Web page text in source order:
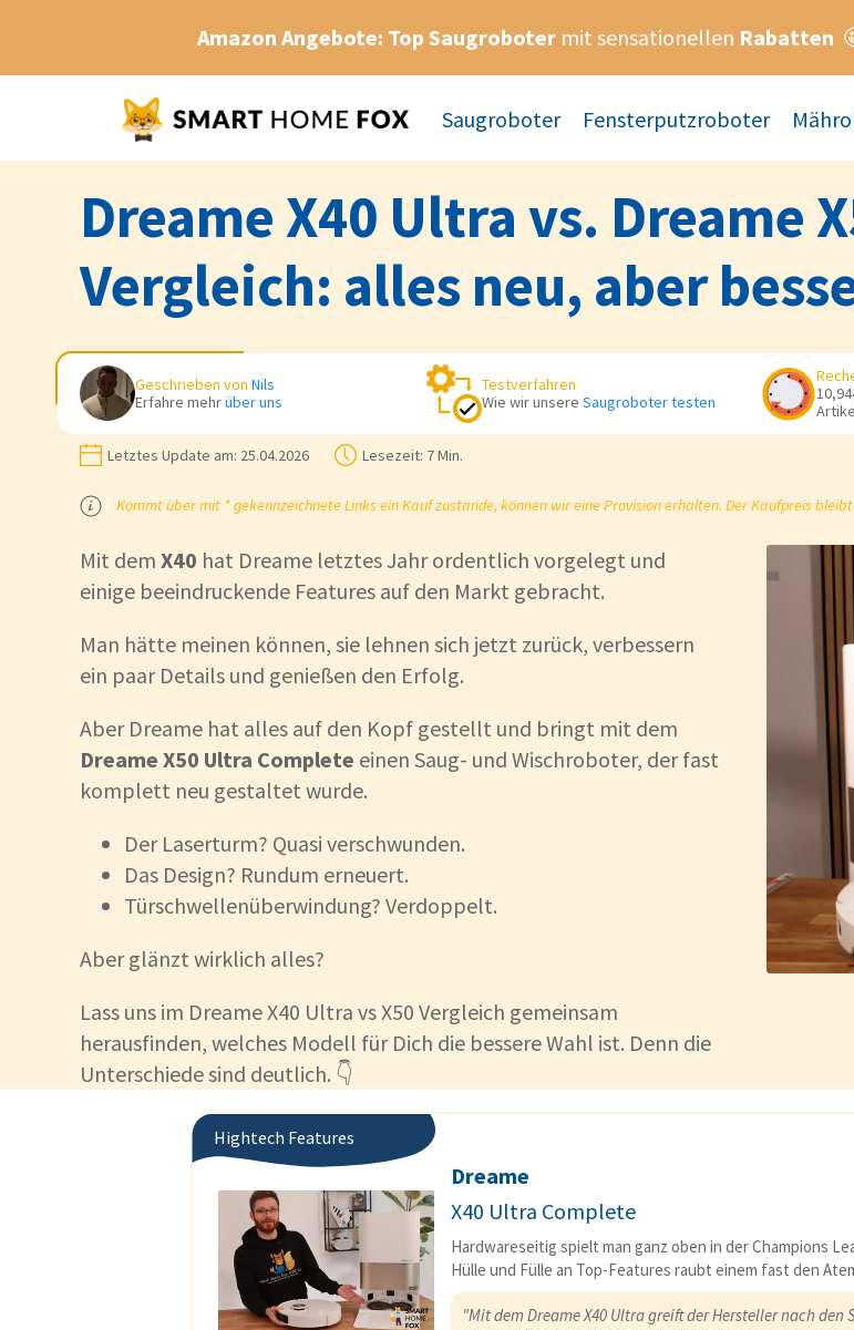
Amazon Angebote: Top Saugrobotermit sensationellen Rabatten
Saugroboter Fensterputzroboter
Dreame X40 Ultra vs. Dreame
Vergleich: alles neu, aber
Geschrieben von Nils
Erfahre mehrüber uns
Testverfahren
Wie wir unsere Saugroboter testen
Letztes Update am: 25.04.2026 Lesezeit: 7 Min.
Kommt über mit * gekennzeichnete Links ein Kauf zustande, können wir eine Provision erhalten. Der Kaufpreis
Mit dem X40 hat Dreame letztes Jahr ordentlich vorgelegt und
einige beeindruckende Features auf den Markt gebracht.
Man hätte meinen können, sie lehnen sich jetzt zurück, verbessern
ein paar Details und genießen den Erfolg.
Aber Dreame hat alles auf den Kopf gestellt und bringt mit dem
Dreame X50 Ultra Complete einen Saug- und Wischroboter, der fast
komplett neu gestaltet wurde.
Der Laserturm? Quasi verschwunden.
Das Design? Rundum erneuert.
Türschwellenüberwindung? Verdoppelt.
Aber glänzt wirklich alles?
Lass uns im Dreame X40 Ultra vs X50 Vergleich gemeinsam
herausfinden, welches Modell für Dich die bessere Wahl ist. Denn die
Unterschiede sind deutlich. 👇
Hightech Features
Dreame
X40 Ultra Complete
Hardwareseitig spielt man ganz oben in der Champions
Hülle und Fülle an Top-Features raubt einem fast den
"Mit dem Dreame X40 Ultra greift der Hersteller nach den